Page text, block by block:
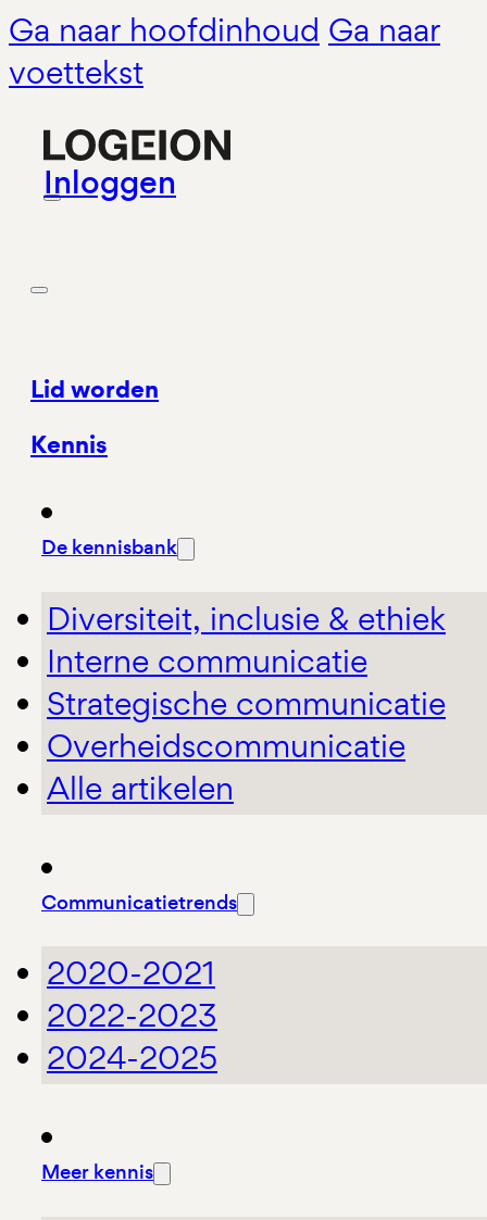
Ga naar hoofdinhoud Ga naar
voettekst
Inloggen
Lid worden
Kennis
De kennisbank
Diversiteit, inclusie & ethiek
Interne communicatie
Strategische communicatie
Overheidscommunicatie
Alle artikelen
Communicatietrends
2020-2021
2022-2023
2024-2025
Meer kennis